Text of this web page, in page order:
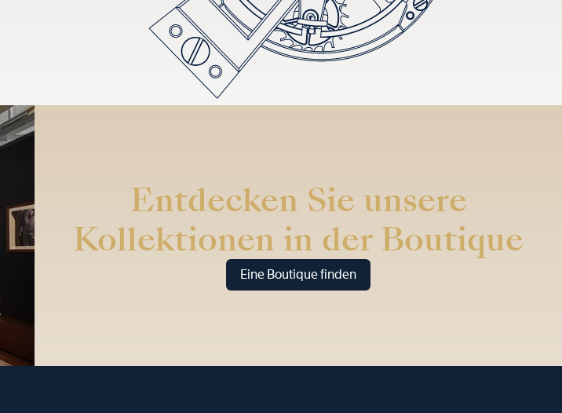
Entdecken Sie unsere
Kollektionen in der Boutique
Eine Boutique finden